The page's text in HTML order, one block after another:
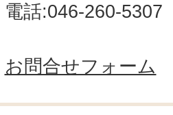
電話:046-260-5307
お問合せフォーム